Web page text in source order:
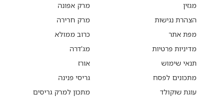
מגזין
הצהרת נגישות
מפת אתר
מדיניות פרטיות
תנאי שימוש
מתכונים לפסח
עוגת שוקולד
מרק אפונה
מרק חרירה
כרוב ממולא
מג'דרה
אורז
גריסי פנינה
מתכון למרק גריסים